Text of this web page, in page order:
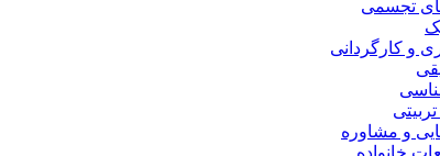
تجسمی
و کارگردانی
و مشاوره
خانواده